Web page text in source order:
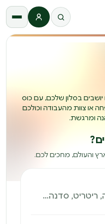
התחברות
בסלון שלכם, עם כוס
או צוות מהעבודה וכולכם
ומרגשת.
והעולם, מחכים לכם.